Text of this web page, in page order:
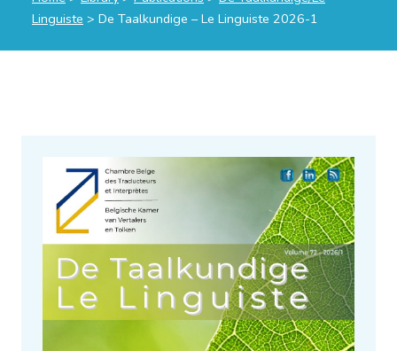
Linguiste > De Taalkundige – Le Linguiste 2026-1